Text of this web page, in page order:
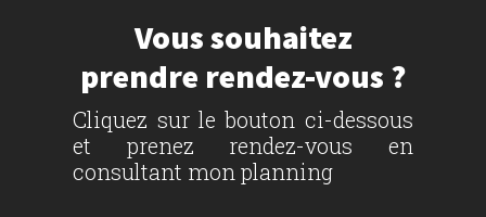
Vous souhaitez
prendre rendez-vous ?
Cliquez sur le bouton ci-dessous
et prenez rendez-vous en
consultant mon planning